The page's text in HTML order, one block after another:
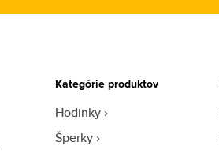
Kategórie produktov
Hodinky
Šperky